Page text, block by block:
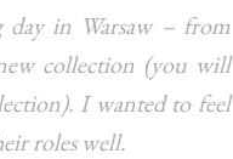
in Warsaw – from
collection (you will
I wanted to feel
roles well.